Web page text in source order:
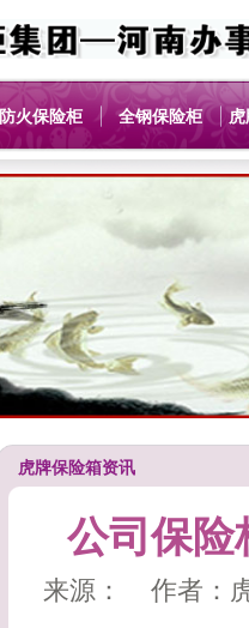
防火保险柜 全钢保险柜 虎
虎牌保险箱资讯
公司保险
来源： 作者：